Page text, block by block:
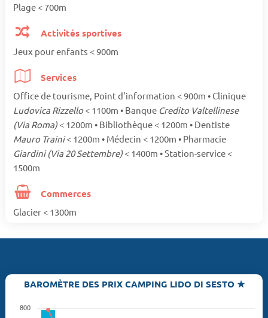
Plage < 700m
Activités sportives
Jeux pour enfants < 900m
Services
Office de tourisme, Point d'information < 900m • Clinique
Ludovica Rizzello< 1100m • Banque Credito Valtellinese
(Via Roma) < 1200m • Bibliothèque < 1200m • Dentiste
Mauro Traini< 1200m • Médecin < 1200m • Pharmacie
Giardini (Via 20 Settembre) < 1400m • Station-service <
1500m
Commerces
Glacier < 1300m
BAROMÈTRE DES PRIX CAMPING LIDO DI SESTO ★
800